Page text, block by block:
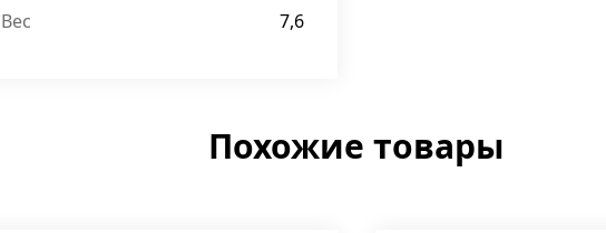
Вес 7,6
Похожие товары